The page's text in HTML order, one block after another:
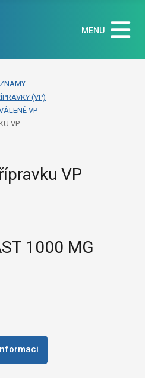
MENU
(VP)
VP
VP
VP
1000 MG